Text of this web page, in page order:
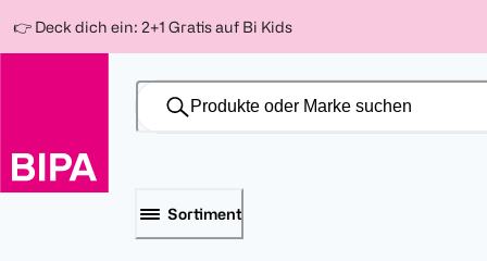
-10%
Für
150 Ös
-15%
Für
300 Ös
-20%
Für
500 Ös
zum
👉 Deck dich ein: 2+1 Gratis auf Bi Kids
Sortiment